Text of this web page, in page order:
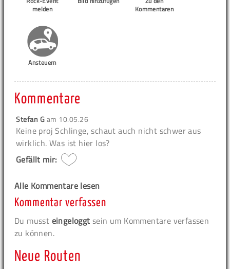
melden
Kommentaren
Ansteuern
Kommentare
Stefan Gam 10.05.26
Keine proj Schlinge, schaut auch nicht schwer aus
wirklich. Was ist hier los?
Gefällt mir:
Alle Kommentare lesen
Kommentar verfassen
Du musst eingeloggt sein um Kommentare verfassen
zu können.
Neue Routen